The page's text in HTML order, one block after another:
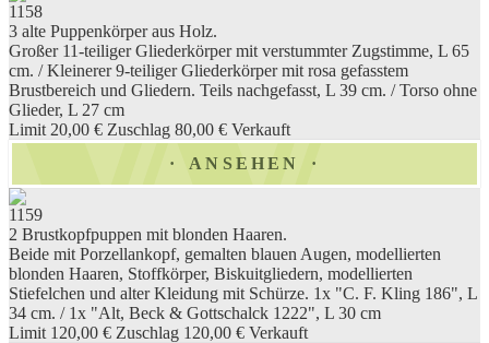
1158
3 alte Puppenkörper aus Holz.
Großer 11-teiliger Gliederkörper mit verstummter Zugstimme, L 65
cm. / Kleinerer 9-teiliger Gliederkörper mit rosa gefasstem
Brustbereich und Gliedern. Teils nachgefasst, L 39 cm. / Torso ohne
Glieder, L 27 cm
Limit 20,00 € Zuschlag 80,00 € Verkauft
ANSEHEN
1159
2 Brustkopfpuppen mit blonden Haaren.
Beide mit Porzellankopf, gemalten blauen Augen, modellierten
blonden Haaren, Stoffkörper, Biskuitgliedern, modellierten
Stiefelchen und alter Kleidung mit Schürze. 1x "C. F. Kling 186", L
34 cm. / 1x "Alt, Beck & Gottschalck 1222", L 30 cm
Limit 120,00 € Zuschlag 120,00 € Verkauft